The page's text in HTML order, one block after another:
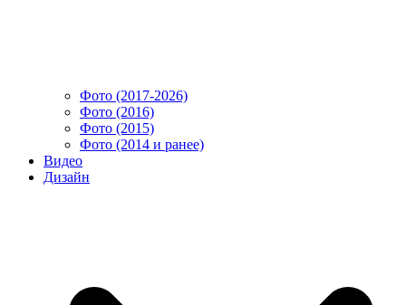
Фото (2017-2026)
Фото (2016)
Фото (2015)
Фото (2014 и ранее)
Видео
Дизайн